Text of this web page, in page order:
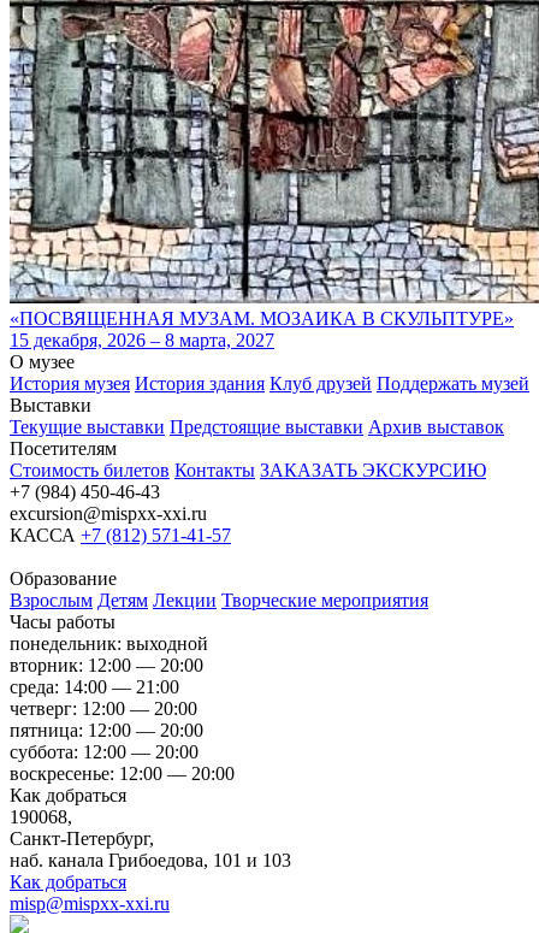
«ПОСВЯЩЕННАЯ МУЗАМ. МОЗАИКА В СКУЛЬПТУРЕ»
15 декабря, 2026 – 8 марта, 2027
О музее
История музея История здания Клуб друзей Поддержать музей
Выставки
Текущие выставки Предстоящие выставки Архив выставок
Посетителям
Стоимость билетов Контакты ЗАКАЗАТЬ ЭКСКУРСИЮ
+7 (984) 450-46-43
excursion@mispxx-xxi.ru
КАССА +7 (812) 571-41-57
Образование
Взрослым Детям Лекции Творческие мероприятия
Часы работы
понедельник: выходной
вторник: 12:00 — 20:00
среда: 14:00 — 21:00
четверг: 12:00 — 20:00
пятница: 12:00 — 20:00
суббота: 12:00 — 20:00
воскресенье: 12:00 — 20:00
Как добраться
190068,
Санкт-Петербург,
наб. канала Грибоедова, 101 и 103
Как добраться
misp@mispxx-xxi.ru